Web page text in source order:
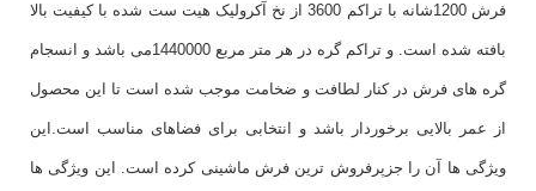
فرش 1200شانه با تراکم 3600 از نخ آکرولیک هیت ست شده با کیفیت بالا
بافته شده است. و تراکم گره در هر متر مربع 1440000می باشد و انسجام
گره های فرش در کنار لطافت و ضخامت موجب شده است تا این محصول
از عمر بالایی برخوردار باشد و انتخابی برای فضاهای مناسب است.این
ویژگی ها آن را جزپرفروش ترین فرش ماشینی کرده است. این ویژگی ها